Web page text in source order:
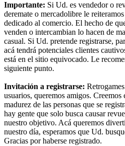
Importante: Si Ud. es vendedor o
deremate o mercadolibre le
dedicado al comercio. El hecho de
venden o intercambian lo hacen de
casual. Si Ud. pretende registrarse,
acá tendrá potenciales clientes
está en el sitio equivocado. Le
siguiente punto.
Invitación a registrarse:
usuarios, queremos amigos.
madurez de las personas que se
hay gente que solo busca causar
nuestro objetivo. Acá queremos
nuestro día, esperamos que Ud.
Gracias por haberse registrado.